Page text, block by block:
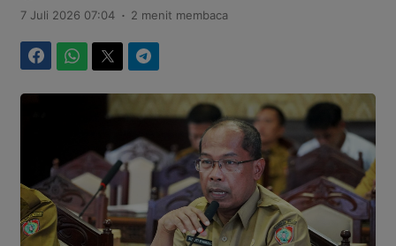
7 Juli 2026 07:04 . 2 menit membaca